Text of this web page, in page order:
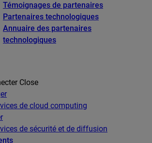
Témoignages de partenaires
Partenaires technologiques
Annuaire des partenaires
technologiques
Close
de cloud computing
de sécurité et de diffusion